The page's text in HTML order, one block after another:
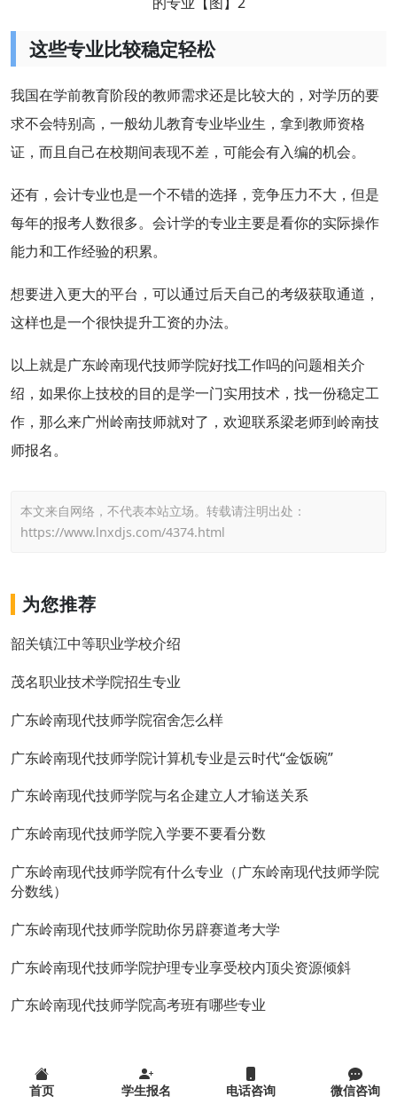
这些专业比较稳定轻松
我国在学前教育阶段的教师需求还是比较大的，对学历的要
求不会特别高，一般幼儿教育专业毕业生，拿到教师资格
证，而且自己在校期间表现不差，可能会有入编的机会。
还有，会计专业也是一个不错的选择，竞争压力不大，但是
每年的报考人数很多。会计学的专业主要是看你的实际操作
能力和工作经验的积累。
想要进入更大的平台，可以通过后天自己的考级获取通道，
这样也是一个很快提升工资的办法。
以上就是广东岭南现代技师学院好找工作吗的问题相关介
绍，如果你上技校的目的是学一门实用技术，找一份稳定工
作，那么来广州岭南技师就对了，欢迎联系梁老师到岭南技
师报名。
本文来自网络，不代表本站立场。转载请注明出处：
https://www.lnxdjs.com/4374.html
为您推荐
韶关镇江中等职业学校介绍
茂名职业技术学院招生专业
广东岭南现代技师学院宿舍怎么样
广东岭南现代技师学院计算机专业是云时代“金饭碗”
广东岭南现代技师学院与名企建立人才输送关系
广东岭南现代技师学院入学要不要看分数
广东岭南现代技师学院有什么专业（广东岭南现代技师学院
分数线）
广东岭南现代技师学院助你另辟赛道考大学
广东岭南现代技师学院护理专业享受校内顶尖资源倾斜
广东岭南现代技师学院高考班有哪些专业
首页 学生报名 电话咨询 微信咨询